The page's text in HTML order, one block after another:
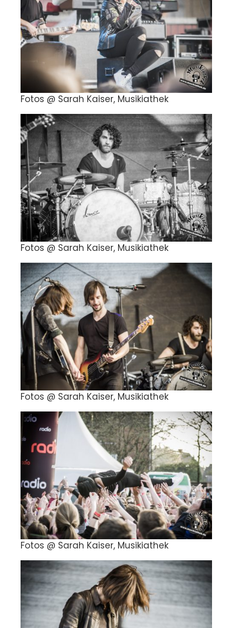
Fotos @ Sarah Kaiser, Musikiathek
Fotos @ Sarah Kaiser, Musikiathek
Fotos @ Sarah Kaiser, Musikiathek
Fotos @ Sarah Kaiser, Musikiathek